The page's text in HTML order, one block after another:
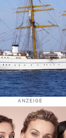
ANZEIGE